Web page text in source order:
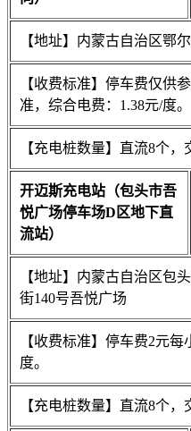
【地址】内蒙古自治区鄂
【收费标准】停车费仅供
准，综合电费：1.38元/度。
【充电桩数量】直流8个，
开迈斯充电站（包头市吾
悦广场停车场D区地下直
流站）
【地址】内蒙古自治区包
街140号吾悦广场
【收费标准】停车费2元
度。
【充电桩数量】直流8个，